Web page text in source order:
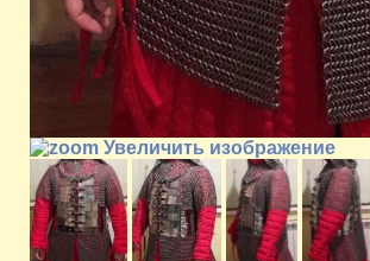
Увеличить изображение